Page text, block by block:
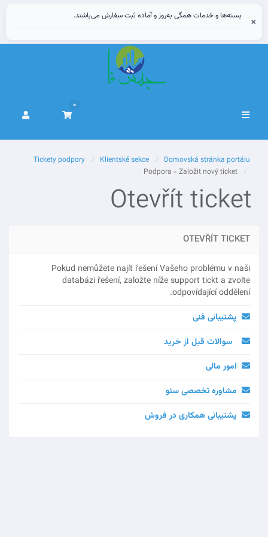
بسته‌ها و خدمات همگی به‌روز و آماده ثبت سفارش می‌باشند. ×
Přepnout
0
Domovská stránka portálu
Klientské sekce
Tickety podpory
Otevřít ticket
OTEVŘÍT TICKET
Pokud nemůžete najít řešení Vašeho problému v naši
databázi řešení, založte níže support tickt a zvolte
odpovídající oddělení.
پشتیبانی فنی
سوالات قبل از خريد
امور مالی
مشاوره تخصصی سئو
پشتیبانی همکاری در فروش